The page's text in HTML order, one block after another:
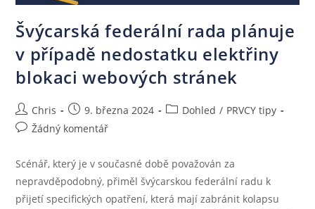
Švýcarská federální rada plánuje
v případě nedostatku elektřiny
blokaci webových stránek
Chris 9. března 2024 Dohled / PRVCY tipy
Žádný komentář
Scénář, který je v současné době považován za
nepravděpodobný, přiměl švýcarskou federální radu k
přijetí specifických opatření, která mají zabránit kolapsu